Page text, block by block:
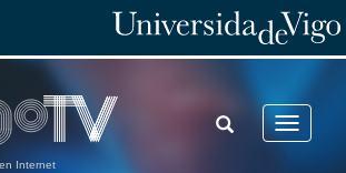
Internet
Toggle
TOGGLE
SEARCH